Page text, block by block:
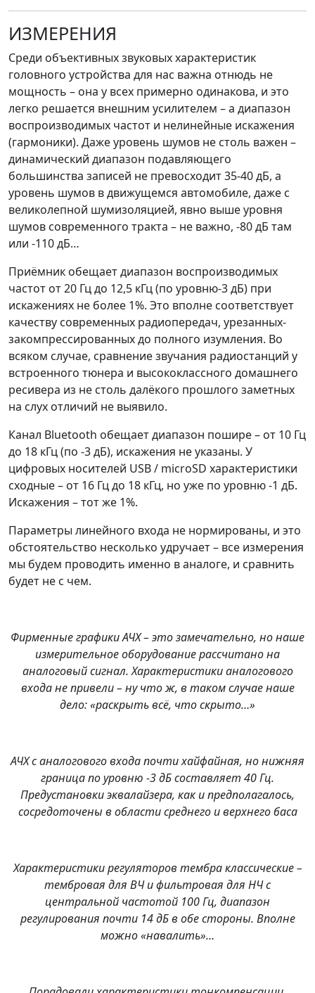
ИЗМЕРЕНИЯ
Среди объективных звуковых характеристик
головного устройства для нас важна отнюдь не
мощность – она у всех примерно одинакова, и это
легко решается внешним усилителем – а диапазон
воспроизводимых частот и нелинейные искажения
(гармоники). Даже уровень шумов не столь важен –
динамический диапазон подавляющего
большинства записей не превосходит 35-40 дБ, а
уровень шумов в движущемся автомобиле, даже с
великолепной шумизоляцией, явно выше уровня
шумов современного тракта – не важно, -80 дБ там
или -110 дБ…
Приёмник обещает диапазон воспроизводимых
частот от 20 Гц до 12,5 кГц (по уровню-3 дБ) при
искажениях не более 1%. Это вполне соответствует
качеству современных радиопередач, урезанных-
закомпрессированных до полного изумления. Во
всяком случае, сравнение звучания радиостанций у
встроенного тюнера и высококлассного домашнего
ресивера из не столь далёкого прошлого заметных
на слух отличий не выявило.
Канал Bluetooth обещает диапазон пошире – от 10 Гц
до 18 кГц (по -3 дБ), искажения не указаны. У
цифровых носителей USB / microSD характеристики
сходные – от 16 Гц до 18 кГц, но уже по уровню -1 дБ.
Искажения – тот же 1%.
Параметры линейного входа не нормированы, и это
обстоятельство несколько удручает – все измерения
мы будем проводить именно в аналоге, и сравнить
будет не с чем.
Фирменные графики АЧХ – это замечательно, но наше
измерительное оборудование рассчитано на
аналоговый сигнал. Характеристики аналогового
входа не привели – ну что ж, в таком случае наше
дело: «раскрыть всё, что скрыто…»
АЧХ с аналогового входа почти хайфайная, но нижняя
граница по уровню -3 дБ составляет 40 Гц.
Предустановки эквалайзера, как и предполагалось,
сосредоточены в области среднего и верхнего баса
Характеристики регуляторов тембра классические –
тембровая для ВЧ и фильтровая для НЧ с
центральной частотой 100 Гц, диапазон
регулирования почти 14 дБ в обе стороны. Вполне
можно «навалить»…